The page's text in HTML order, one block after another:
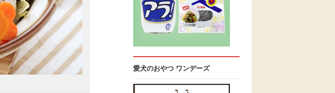
愛犬のおやつ ワンデーズ